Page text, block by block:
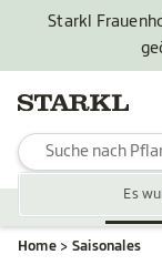
Starkl
Es
Home Saisonales